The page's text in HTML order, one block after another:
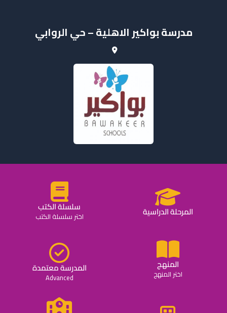
مدرسة بواكير الاهلية – حي الروابي
المرحلة الدراسية سلسلة الكتب
اختر سلسلة الكتب
المنهج
اختر المنهج المدرسة معتمدة
Advanced